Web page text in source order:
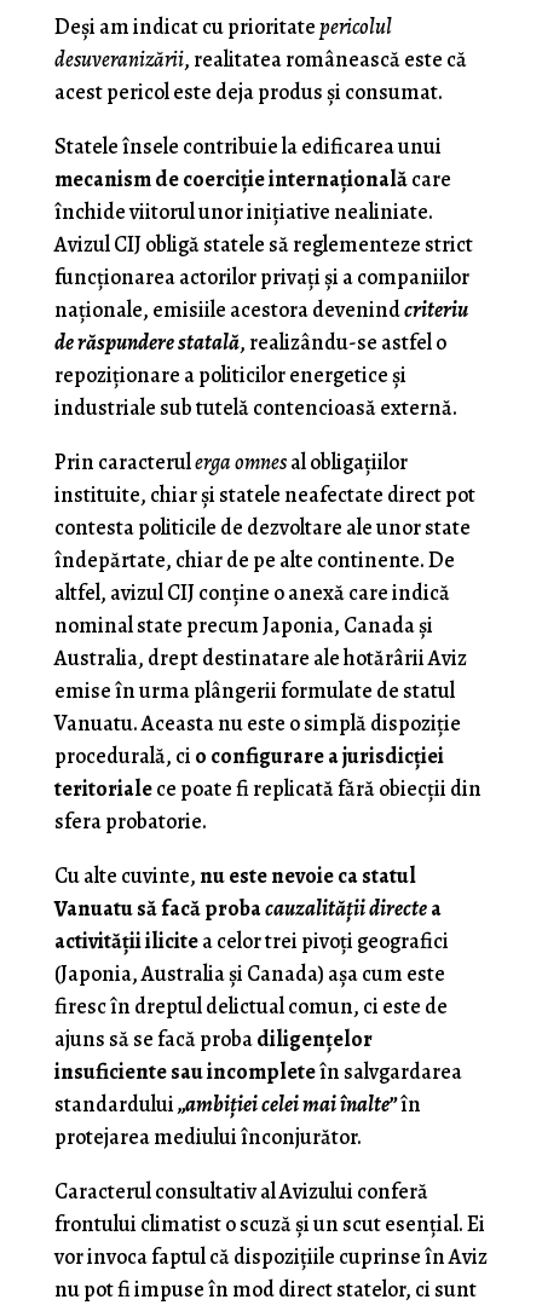
Deşi am indicat cu prioritatepericolul
desuveranizării, realitatea românească este că
acest pericol este deja produs şi consumat.
Statele însele contribuie la edificarea unui
mecanism de coerciţie internaţionalăcare
închide viitorul unor iniţiative nealiniate.
Avizul CIJ obligă statele să reglementeze strict
funcţionarea actorilor privaţi şi a companiilor
naţionale, emisiile acestora devenindcriteriu
de răspundere statală, realizându-se astfel o
repoziţionare a politicilor energetice şi
industriale sub tutelă contencioasă externă.
Prin caracterulerga omnesal obligaţiilor
instituite, chiar şi statele neafectate direct pot
contesta politicile de dezvoltare ale unor state
îndepărtate, chiar de pe alte continente. De
altfel, avizul CIJ conţine o anexă care indică
nominal state precum Japonia, Canada şi
Australia, drept destinatare ale hotărârii Aviz
emise în urma plângerii formulate de statul
Vanuatu. Aceasta nu este o simplă dispoziţie
procedurală, ci o configurare a jurisdicţiei
teritorialece poate fi replicată fără obiecţii din
sfera probatorie.
Cu alte cuvinte,nu este nevoie ca statul
Vanuatu să facă probacauzalităţii directea
activităţii ilicitea celor trei pivoţi geografici
(Japonia, Australia şi Canada) aşa cum este
firesc în dreptul delictual comun, ci este de
ajuns să se facă probadiligenţelor
insuficiente sau incompleteîn salvgardarea
standardului„ambiţiei celei mai înalte”în
protejarea mediului înconjurător.
Caracterul consultativ al Avizului conferă
frontului climatist o scuză şi un scut esenţial. Ei
vor invoca faptul că dispoziţiile cuprinse în Aviz
nu pot fi impuse în mod direct statelor, ci sunt